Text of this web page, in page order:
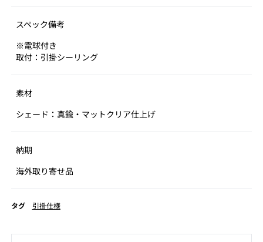
スペック備考
※電球付き
取付：引掛シーリング
素材
シェード：真鍮・マットクリア仕上げ
納期
海外取り寄せ品
タグ 引掛仕様